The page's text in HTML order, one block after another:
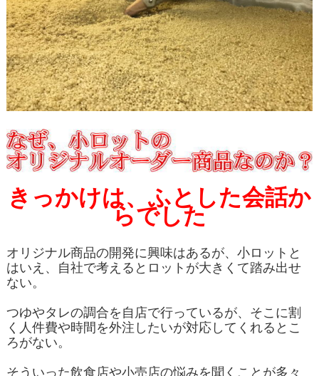
きっかけは、ふとした会話か
らでした
オリジナル商品の開発に興味はあるが、小ロットと
はいえ、自社で考えるとロットが大きくて踏み出せ
ない。
つゆやタレの調合を自店で行っているが、そこに割
く人件費や時間を外注したいが対応してくれるとこ
ろがない。
そういった飲食店や小売店の悩みを聞くことが多々